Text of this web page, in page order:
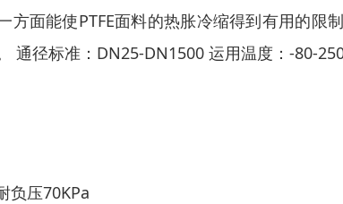
方面能使PTFE面料的热胀冷缩得到有用的限
通径标准：DN25-DN1500 运用温度：-80-
负压70KPa